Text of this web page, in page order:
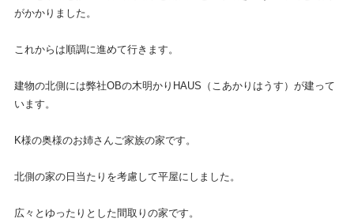
がかかりました。
これからは順調に進めて行きます。
建物の北側には弊社OBの木明かりHAUS（こあかりはうす）が建って
います。
K様の奥様のお姉さんご家族の家です。
北側の家の日当たりを考慮して平屋にしました。
広々とゆったりとした間取りの家です。